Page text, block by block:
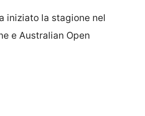
iniziato la stagione nel
e Australian Open